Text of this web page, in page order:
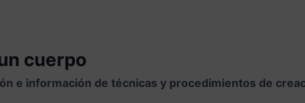
cuerpo
e información de técnicas y procedimientos de